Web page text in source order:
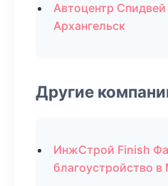
Автоцентр
Архангельск
Другие
ИнжСтрой Finish
благоустройство